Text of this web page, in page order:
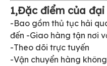
1,Đặc điểm của
-Bao gồm thủ tục hải
đến -Giao hàng tận nơi
-Theo dõi trực tuyến
-Vận chuyển hàng